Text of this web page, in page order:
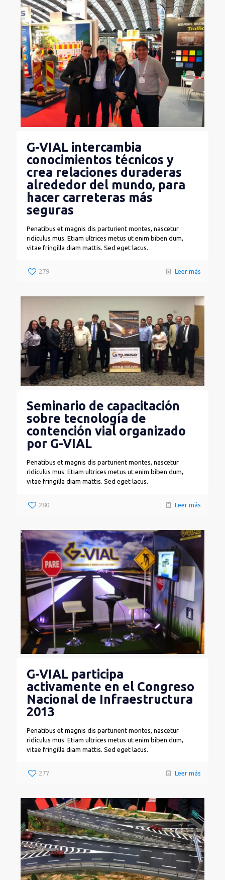
G-VIAL intercambia
conocimientos técnicos y
crea relaciones duraderas
alrededor del mundo, para
hacer carreteras más
seguras
Penatibus et magnis dis parturient montes, nascetur
ridiculus mus. Etiam ultrices metus ut enim biben dum,
vitae fringilla diam mattis. Sed eget lacus.
279 Leer más
Seminario de capacitación
sobre tecnología de
contención vial organizado
por G-VIAL
Penatibus et magnis dis parturient montes, nascetur
ridiculus mus. Etiam ultrices metus ut enim biben dum,
vitae fringilla diam mattis. Sed eget lacus.
280 Leer más
G-VIAL participa
activamente en el Congreso
Nacional de Infraestructura
2013
Penatibus et magnis dis parturient montes, nascetur
ridiculus mus. Etiam ultrices metus ut enim biben dum,
vitae fringilla diam mattis. Sed eget lacus.
277 Leer más